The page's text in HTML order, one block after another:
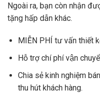
Ngoài ra, bạn còn nhận
tặng hấp dẫn khác.
MIỄN PHÍ tư vấn thiết
Hỗ trợ chí phí vận
Chia sẻ kinh nghiệm
thu hút khách hàng.